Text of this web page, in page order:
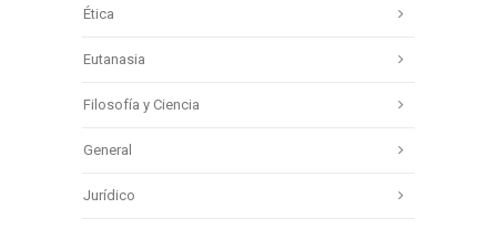
Ética
Eutanasia
Filosofía y Ciencia
General
Jurídico